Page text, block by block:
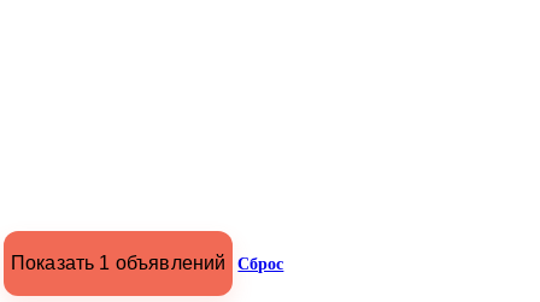
Показать 1 объявлений Сброс